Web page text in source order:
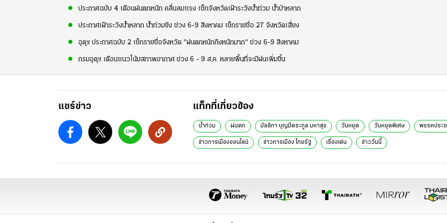
ประกาศฉบับ 4 เตือนฝนตกหนัก คลื่นลมแรง เช็กจังหวัดเฝ้าระวังน้ำท่วม น้ำป่าหลาก
ประกาศเฝ้าระวังน้ำหลาก น้ำท่วมขัง ช่วง 6-9 สิงหาคม เช็กรายชื่อ 27 จังหวัดเสี่ยง
อุตุฯ ประกาศฉบับ 2 เช็กรายชื่อจังหวัด "ฝนตกหนักถึงหนักมาก" ช่วง 6-9 สิงหาคม
กรมอุตุฯ เตือนแนวโน้มสภาพอากาศ ช่วง 6 - 9 ส.ค. หลายพื้นที่จะมีฝนเพิ่มขึ้น
แชร์ข่าว แท็กที่เกี่ยวข้อง
น้ำท่วม ฝนตก มัลลิกา บุญมีตระกูล มหาสุข วันหยุด วันหยุดพิเศษ พรรคประ
ข่าวการเมืองออนไลน์ ข่าวการเมือง ไทยรัฐ เรื่องเด่น ข่าววันนี้